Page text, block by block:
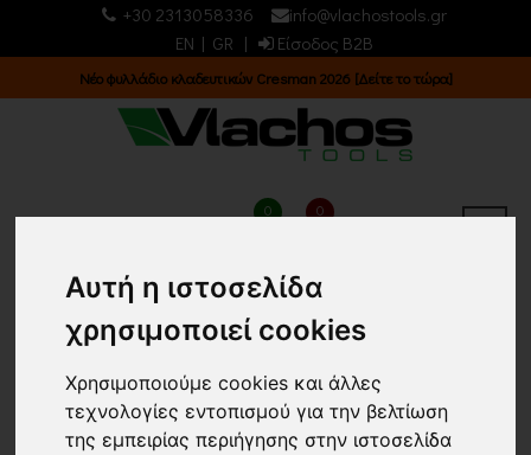
Αυτή η ιστοσελίδα
χρησιμοποιεί cookies
Χρησιμοποιούμε cookies και άλλες
τεχνολογίες εντοπισμού για την βελτίωση
της εμπειρίας περιήγησης στην ιστοσελίδα
+30 2313058336
info@vlachostools.gr
EN | GR | Είσοδος B2B
Νέο φυλλάδιο κλαδευτικών Cresman 2026 [Δείτε το τώρα]
0 0
ΕΙΔΗ PET &
ΚΤΗΝΟΤΡΟΦΙΑΣ/
ΚΟΥΔΟΥΝΙΑ/ ΚΟΥΔΟΥΝΙΑ
ΟΡΕΙΧΑΛΚΙΝΑ